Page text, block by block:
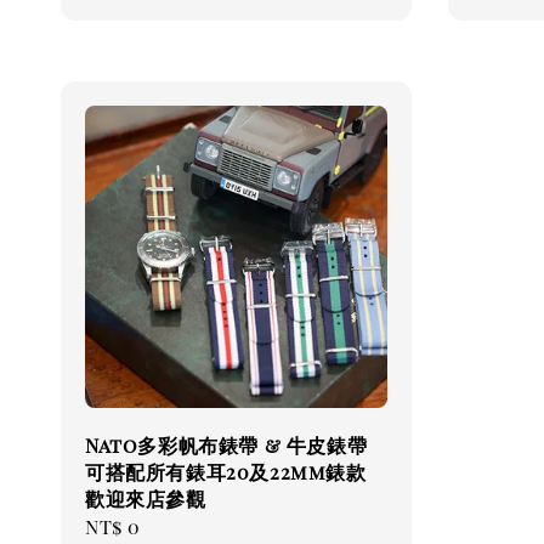
Nato多彩帆布錶帶 & 牛皮錶帶
可搭配所有錶耳20及22mm錶款
歡迎來店參觀
Regular
NT$ 0